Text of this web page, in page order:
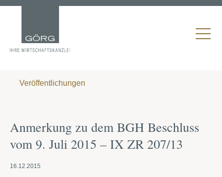
Veröffentlichungen
Anmerkung zu dem BGH Beschluss
vom 9. Juli 2015 – IX ZR 207/13
16.12.2015